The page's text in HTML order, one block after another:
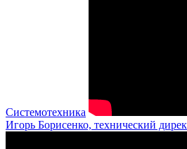
Системотехника
Игорь Борисенко, технический